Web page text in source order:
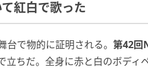
紅白で歌った
で物的に証明される。 第42回
立ちだ。全身に赤と白のボディ